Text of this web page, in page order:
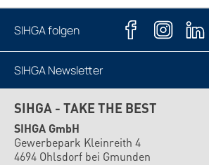
SIHGA folgen
SIHGA Newsletter
SIHGA - TAKE THE BEST
SIHGA GmbH
Gewerbepark Kleinreith 4
4694 Ohlsdorf bei Gmunden